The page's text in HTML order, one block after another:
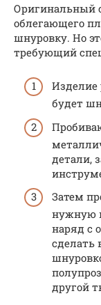
Оригинальный
облегающего
шнуровку. Но
требующий
Изделие
будет
детали,
Затем
нужную
наряд с
сделать
другой